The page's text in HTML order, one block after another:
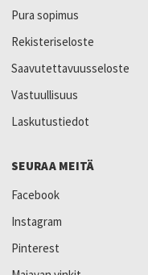
Pura sopimus
Rekisteriseloste
Saavutettavuusseloste
Vastuullisuus
Laskutustiedot
SEURAA MEITÄ
Facebook
Instagram
Pinterest